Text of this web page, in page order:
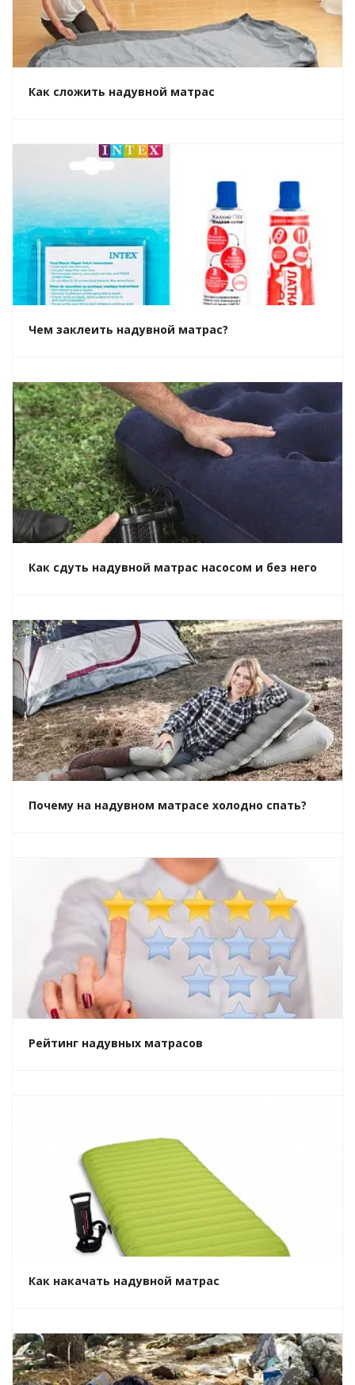
Как сложить надувной матрас
Чем заклеить надувной матрас?
Как сдуть надувной матрас насосом и без него
Почему на надувном матрасе холодно спать?
Рейтинг надувных матрасов
Как накачать надувной матрас